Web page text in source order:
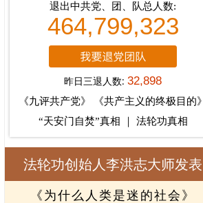
退出中共党、团、队总人数:
464,799,323
昨日三退人数:32,898
《九评共产党》
《共产主义的终极目的》
“天安门自焚”真相
法轮功真相
法轮功创始人李洪志大师发表
《为什么人类是迷的社会》